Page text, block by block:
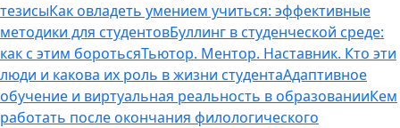
тезисыКак овладеть умением учиться: эффективные
методики для студентовБуллинг в студенческой среде:
как с этим боротьсяТьютор. Ментор. Наставник. Кто эти
люди и какова их роль в жизни студентаАдаптивное
обучение и виртуальная реальность в образованииКем
работать после окончания филологического